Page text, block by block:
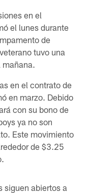
en el
el lunes durante
de
tuvo una
mañana.
en el contrato de
en marzo. Debido
con su bono de
ya no son
Este movimiento
de $3.25
siguen abiertos a